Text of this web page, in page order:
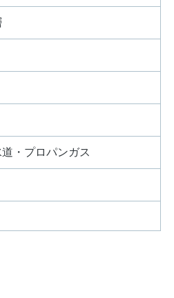
道・プロパンガス